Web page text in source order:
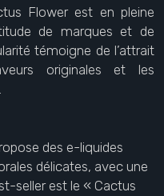
Flower est en pleine
de marques et de
témoigne de l’attrait
originales et les
des e-liquides
délicates, avec une
seller est le « Cactus